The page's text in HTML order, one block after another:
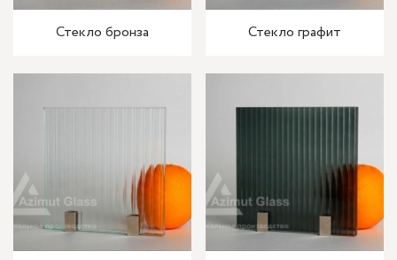
Стекло бронза Стекло графит